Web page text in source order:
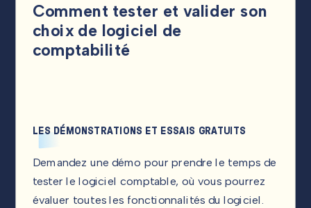
Comment tester et valider son
choix de logiciel de
comptabilité
LES DÉMONSTRATIONS ET ESSAIS GRATUITS
Demandez une démo pour prendre le temps de
tester le logiciel comptable, où vous pourrez
évaluer toutes les fonctionnalités du logiciel.